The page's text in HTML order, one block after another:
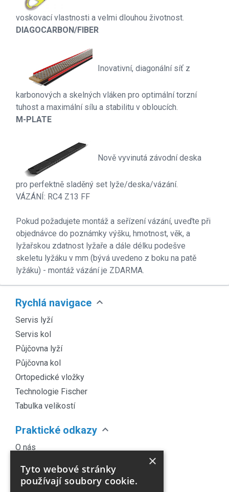
voskovací vlastnosti a velmi dlouhou životnost.
DIAGOCARBON/FIBER
Inovativní, diagonální síť z
karbonových a skelných vláken pro optimální torzní
tuhost a maximální sílu a stabilitu v obloucích.
M-PLATE
Nově vyvinutá závodní deska
pro perfektně sladěný set lyže/deska/vázání.
VÁZÁNÍ: RC4 Z13 FF
Pokud požadujete montáž a seřízení vázání, uveďte při
objednávce do poznámky výšku, hmotnost, věk, a
lyžařskou zdatnost lyžaře a dále délku podešve
skeletu lyžáku v mm (bývá uvedeno z boku na patě
lyžáku) - montáž vázání je ZDARMA.
Rychlá navigace expand_more
Servis lyží
Servis kol
Půjčovna lyží
Půjčovna kol
Ortopedické vložky
Technologie Fischer
Tabulka velikostí
Praktické odkazy expand_more
O nás
Obchodní podmínky
×
Tyto webové stránky
používají soubory cookie.